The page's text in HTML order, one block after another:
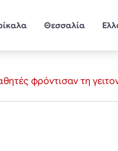
Θεσσαλία
φρόντισαν τη